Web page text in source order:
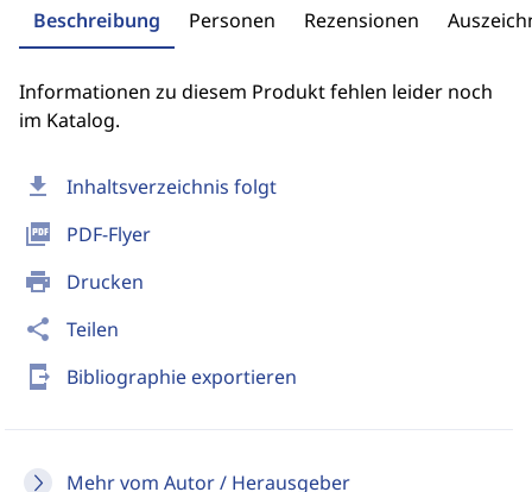
download Inhaltsverzeichnis folgt
picture_as_pdf PDF-Flyer
print Drucken
share Teilen
send_to_mobile Bibliographie exportieren
Mehr vom Autor / Herausgeber
Beschreibung Personen Rezensionen
Informationen zu diesem Produkt fehlen leider noch
im Katalog.